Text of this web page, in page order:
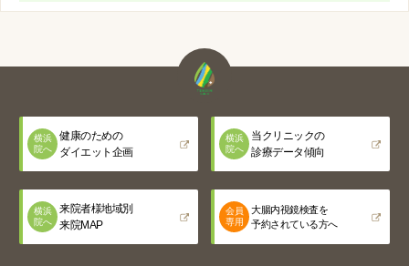
ピロリ菌検査について
黒色嘔吐・吐血
検診胃レントゲン検査異常
食欲不振（食欲低下、食欲減退、食思不振）
胃痛・みぞおちの痛み（心窩部痛）
お腹の張り・ガス貯留
血便、下血
横浜
院へ
健康のための
ダイエット企画
横浜
院へ
当クリニックの
診療データ傾向
横浜
院へ
来院者様地域別
来院MAP
会員
専用
大腸内視鏡検査を
予約されている方へ